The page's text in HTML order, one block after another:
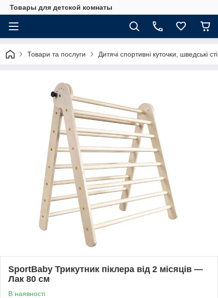
Товары для детской комнаты
Товари та послуги Дитячі спортивні куточки, шведські
SportBaby Трикутник піклера від 2 місяців —
Лак 80 см
В наявності